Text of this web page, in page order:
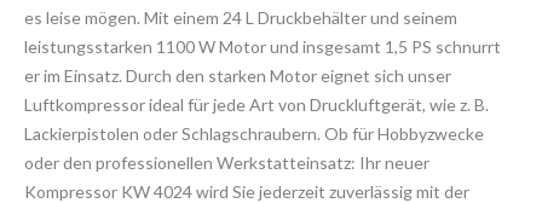
es leise mögen. Mit einem 24 L Druckbehälter und seinem
leistungsstarken 1100 W Motor und insgesamt 1,5 PS schnurrt
er im Einsatz. Durch den starken Motor eignet sich unser
Luftkompressor ideal für jede Art von Druckluftgerät, wie z. B.
Lackierpistolen oder Schlagschraubern. Ob für Hobbyzwecke
oder den professionellen Werkstatteinsatz: Ihr neuer
Kompressor KW 4024 wird Sie jederzeit zuverlässig mit der